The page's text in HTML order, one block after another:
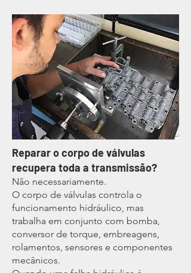
Reparar o corpo de válvulas
recupera toda a transmissão?
Não necessariamente.
O corpo de válvulas controla o
funcionamento hidráulico, mas
trabalha em conjunto com bomba,
conversor de torque, embreagens,
rolamentos, sensores e componentes
mecânicos.